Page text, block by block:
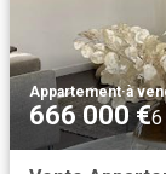
Appartement·à
666 000 €6